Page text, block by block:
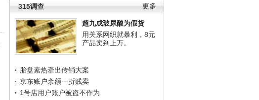
更多
315调查
超九成玻尿酸为假货
用关系网织就暴利，8元
产品卖到上万。
胎盘素热牵出传销大案
京东账户余额一折贱卖
1号店用户账户被盗不作为